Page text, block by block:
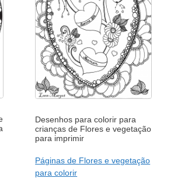
Desenhos para colorir para
crianças de Flores e vegetação
para imprimir
Páginas de Flores e vegetação
para colorir